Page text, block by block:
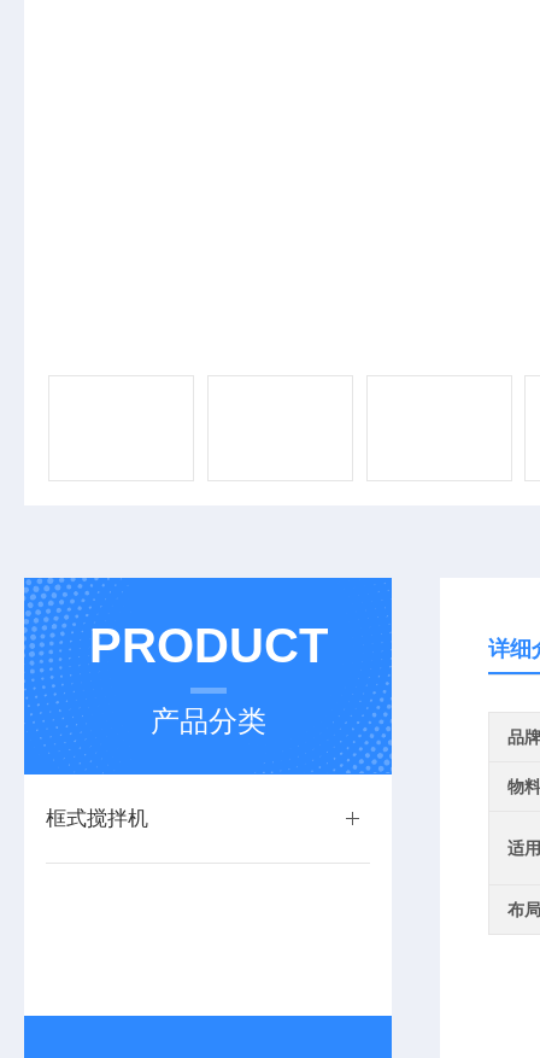
PRODUCT
产品分类
框式搅拌机
详细
品牌
物
适
布